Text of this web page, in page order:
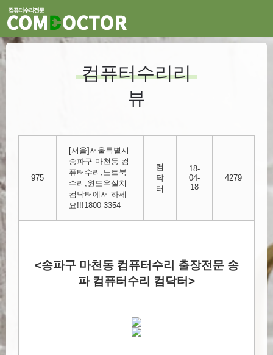
컴퓨터수리리
뷰
975
[서울]서울특별시
송파구 마천동 컴
퓨터수리,노트북
수리,윈도우설치
컴닥터에서 하세
요!!!1800-3354
컴
닥
터
18-
04-
18
4279
<송파구 마천동 컴퓨터수리 출장전문 송
파 컴퓨터수리 컴닥터>